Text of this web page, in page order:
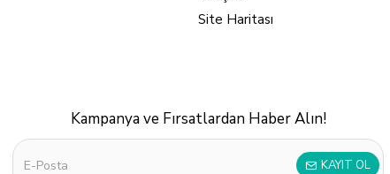
Site Haritası
Kampanya ve Fırsatlardan Haber Alın!
KAYIT OL